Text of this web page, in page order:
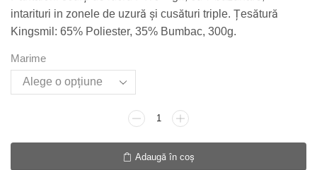
intarituri in zonele de uzură și cusături triple. Țesătură
Kingsmil: 65% Poliester, 35% Bumbac, 300g.
Marime
Cantitate
deAdaugă în coș